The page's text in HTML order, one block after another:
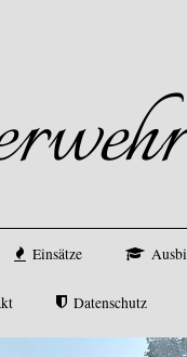
Einsätze
Datenschutz